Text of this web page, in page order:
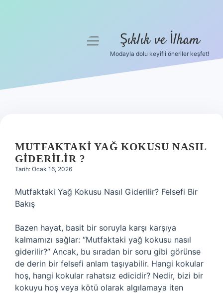
Hakkımızda
menüyü
Şıklık ve İlham
Modayla dolu keyifli öneriler keşfet!
MUTFAKTAKI YAĞ KOKUSU NASIL
GIDERILIR ?
Tarih: Ocak 16, 2026
Mutfaktaki Yağ Kokusu Nasıl Giderilir? Felsefi Bir
Bakış
Bazen hayat, basit bir soruyla karşı karşıya
kalmamızı sağlar: “Mutfaktaki yağ kokusu nasıl
giderilir?” Ancak, bu sıradan bir soru gibi görünse
de derin bir felsefi anlam taşıyabilir. Hangi kokular
hoş, hangi kokular rahatsız edicidir? Nedir, bizi bir
kokuyu hoş veya kötü olarak algılamaya iten